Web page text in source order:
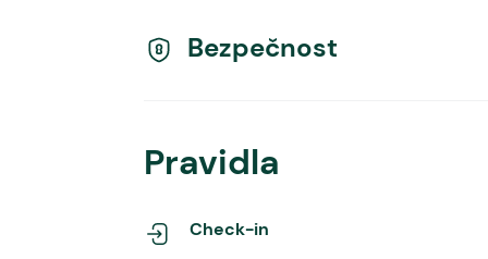
Bezpečnost
Pravidla
Check-in